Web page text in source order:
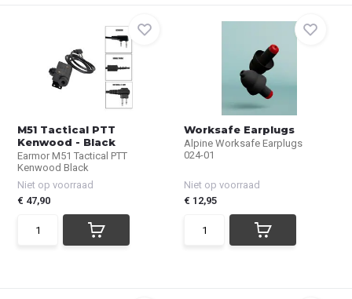
M51 Tactical PTT
Kenwood - Black
Earmor M51 Tactical PTT
Kenwood Black
Niet op voorraad
€ 47,90
Worksafe Earplugs
Alpine Worksafe Earplugs
024-01
Niet op voorraad
€ 12,95